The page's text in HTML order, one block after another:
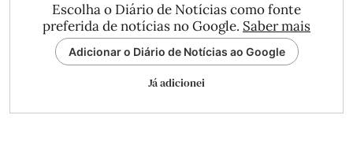
Escolha o Diário de Notícias como fonte
preferida de notícias no Google. Saber mais
Adicionar o Diário de Notícias ao Google
Já adicionei